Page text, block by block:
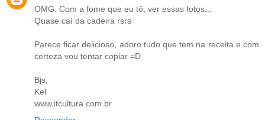
OMG. Com a fome que eu tô, ver essas fotos...
Quase caí da cadeira rsrs
Parece ficar delicioso, adoro tudo que tem na receita e com
certeza vou tentar copiar =D
Bjs,
Kel
www.itcultura.com.br